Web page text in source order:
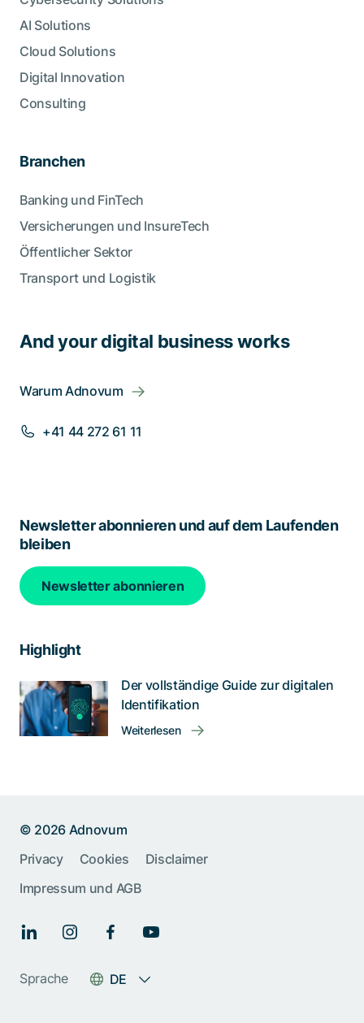
And your digital business works
Warum Adnovum
+41 44 272 61 11
AI Solutions
Cloud Solutions
Digital Innovation
Consulting
Branchen
Banking und FinTech
Versicherungen und InsureTech
Öffentlicher Sektor
Transport und Logistik
Newsletter abonnieren und auf dem Laufenden
bleiben
Newsletter abonnieren
Highlight
Der vollständige Guide zur digitalen
Identifikation
Weiterlesen
© 2026 Adnovum
Privacy
Cookies
Disclaimer
Impressum und AGB
Sprache DE
Help us improve:
Report an issue🐞
Give feedback 💬
specify)